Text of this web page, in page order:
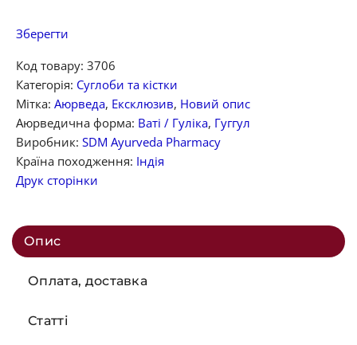
Зберегти
Код товару: 3706
Категорія: Суглоби та кістки
Мітка: Аюрведа, Ексклюзив, Новий опис
Аюрведична форма: Ваті / Гуліка, Гуггул
Виробник: SDM Ayurveda Pharmacy
Країна походження: Індія
Друк сторінки
Опис
Оплата, доставка
Статті